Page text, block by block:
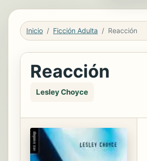
Inicio Ficción Adulta Reacción
Reacción
Lesley Choyce